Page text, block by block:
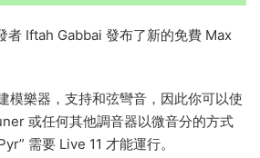
Iftah Gabbai 發布了新的免費 Max
模樂器，支持和弦彎音，因此你可以使
或任何其他調音器以微音分的方式
需要 Live 11 才能運行。